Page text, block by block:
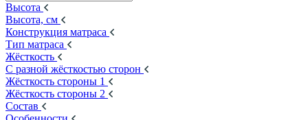
Высота
Высота, см
Конструкция матраса
Тип матраса
Жёсткость
С разной жёсткостью сторон
Жёсткость стороны 1
Жёсткость стороны 2
Состав